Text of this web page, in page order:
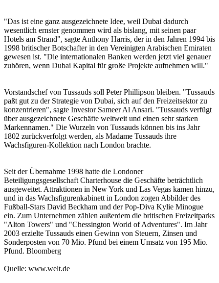
"Das ist eine ganz ausgezeichnete Idee, weil Dubai dadurch
wesentlich ernster genommen wird als bislang, mit seinen paar
Hotels am Strand", sagte Anthony Harris, der in den Jahren 1994 bis
1998 britischer Botschafter in den Vereinigten Arabischen Emiraten
gewesen ist. "Die internationalen Banken werden jetzt viel genauer
zuhören, wenn Dubai Kapital für große Projekte aufnehmen will."
Vorstandschef von Tussauds soll Peter Phillipson bleiben. "Tussauds
paßt gut zu der Strategie von Dubai, sich auf den Freizeitsektor zu
konzentrieren", sagte Investor Sameer Al Ansari. "Tussauds verfügt
über ausgezeichnete Geschäfte weltweit und einen sehr starken
Markennamen." Die Wurzeln von Tussauds können bis ins Jahr
1802 zurückverfolgt werden, als Madame Tussauds ihre
Wachsfiguren-Kollektion nach London brachte.
Seit der Übernahme 1998 hatte die Londoner
Beteiligungsgesellschaft Charterhouse die Geschäfte beträchtlich
ausgeweitet. Attraktionen in New York und Las Vegas kamen hinzu,
und in das Wachsfigurenkabinett in London zogen Abbilder des
Fußball-Stars David Beckham und der Pop-Diva Kylie Minogue
ein. Zum Unternehmen zählen außerdem die britischen Freizeitparks
"Alton Towers" und "Chessington World of Adventures". Im Jahr
2003 erzielte Tussauds einen Gewinn von Steuern, Zinsen und
Sonderposten von 70 Mio. Pfund bei einem Umsatz von 195 Mio.
Pfund. Bloomberg
Quelle: www.welt.de